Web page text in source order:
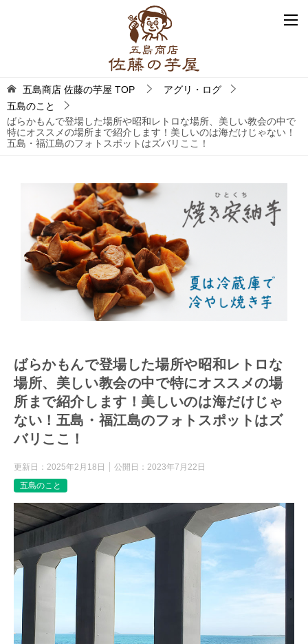
五島商店 佐藤の芋屋 TOP
アグリ・ログ
五島のこと
ばらかもんで登場した場所や昭和レトロな場所、美しい教会の中で
特にオススメの場所まで紹介します！美しいのは海だけじゃない！
五島・福江島のフォトスポットはズバリここ！
ばらかもんで登場した場所や昭和レトロな
場所、美しい教会の中で特にオススメの場
所まで紹介します！美しいのは海だけじゃ
ない！五島・福江島のフォトスポットはズ
バリここ！
更新日： 2025年2月18日 公開日： 2023年7月22日
五島のこと